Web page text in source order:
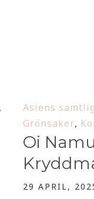
,
Asiens
Grönsaker,
Oi
29 APRIL,